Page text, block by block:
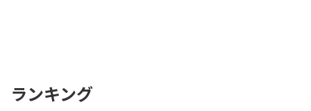
ランキング